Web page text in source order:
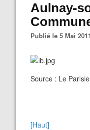
Aulnay-
Publié le 5 Mai 2011
Source : Le
[Haut]